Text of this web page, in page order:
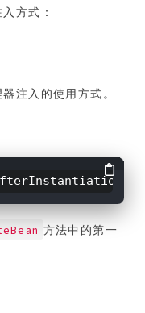
方式：
注入的使用方式。
方法中的第一